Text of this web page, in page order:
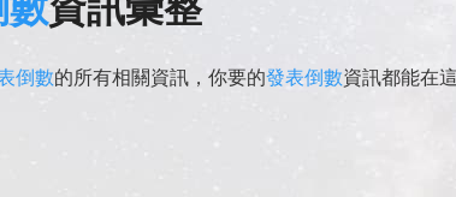
倒數的所有相關資訊，你要的發表倒數資訊都能在這